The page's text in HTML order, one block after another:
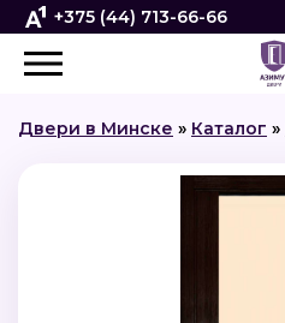
+375 (44) 713-66-66
Двери в Минске » Каталог »